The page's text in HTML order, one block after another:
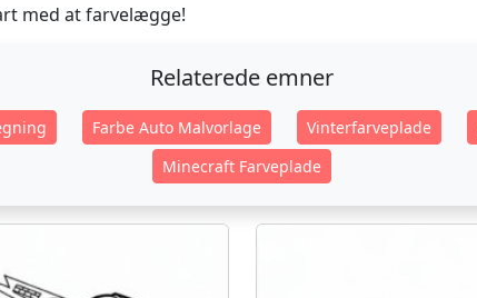
med at farvelægge!
Relaterede emner
Farbe Auto Malvorlage Vinterfarveplade
Minecraft Farveplade